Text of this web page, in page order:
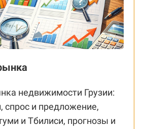
недвижимости Грузии:
спрос и предложение,
и Тбилиси, прогнозы и